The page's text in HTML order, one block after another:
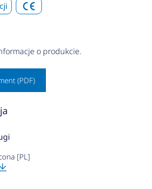
o produkcie.
(PDF)
[PL]